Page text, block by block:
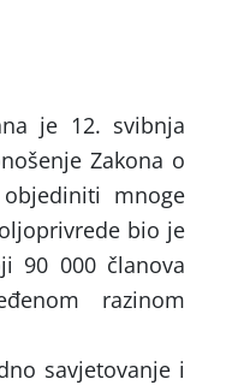
je 12. svibnja
Zakona o
mnoge
bio je
90 000 članova
razinom
savjetovanje i